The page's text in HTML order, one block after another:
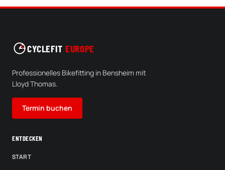
CYCLEFIT EUROPE
Professionelles Bikefitting in Bensheim mit
Lloyd Thomas.
Termin buchen
ENTDECKEN
START